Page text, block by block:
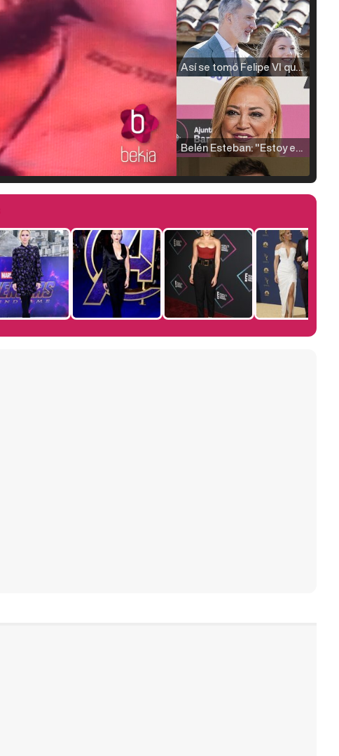
Así se tomó Felipe VI que la Infanta Sofía no quisiera recibir formación militar
Belén Esteban: "Estoy emocionada, muy contenta y muy feliz por llegar a RTVE"
Manu Baqueiro: "Tuve como referente a Bruce Willis en 'Luz de Luna' para mi trabajo en la serie 'Perdiendo el juicio'"
Magdalena de Suecia responde a las críticas y explica por qué le han permitido lanzar su propio negocio